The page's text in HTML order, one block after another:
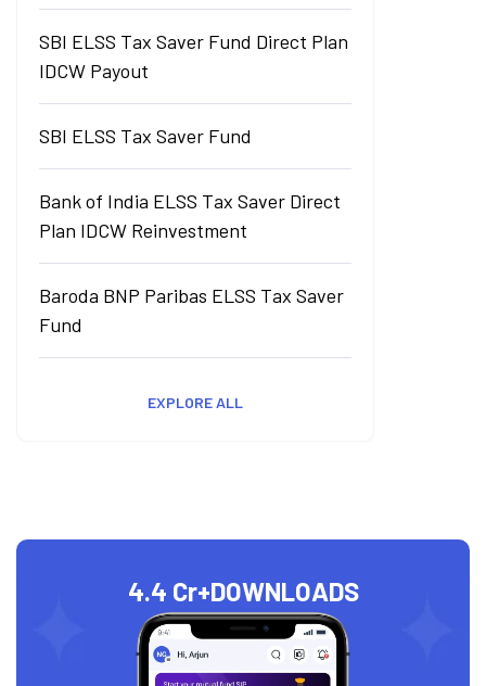
SBI ELSS Tax Saver Fund Direct Plan
IDCW Payout
SBI ELSS Tax Saver Fund
Bank of India ELSS Tax Saver Direct
Plan IDCW Reinvestment
Baroda BNP Paribas ELSS Tax Saver
Fund
EXPLORE ALL
4.4 Cr+DOWNLOADS